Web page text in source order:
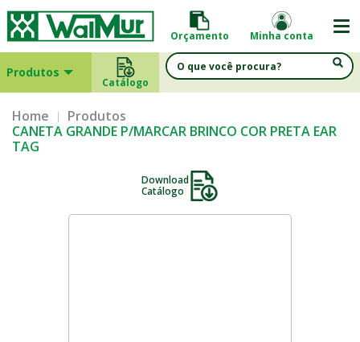
Orçamento Minha conta
Produtos
Catálogo
Home
Produtos
CANETA GRANDE P/MARCAR BRINCO COR PRETA EAR
TAG
Download
Catálogo